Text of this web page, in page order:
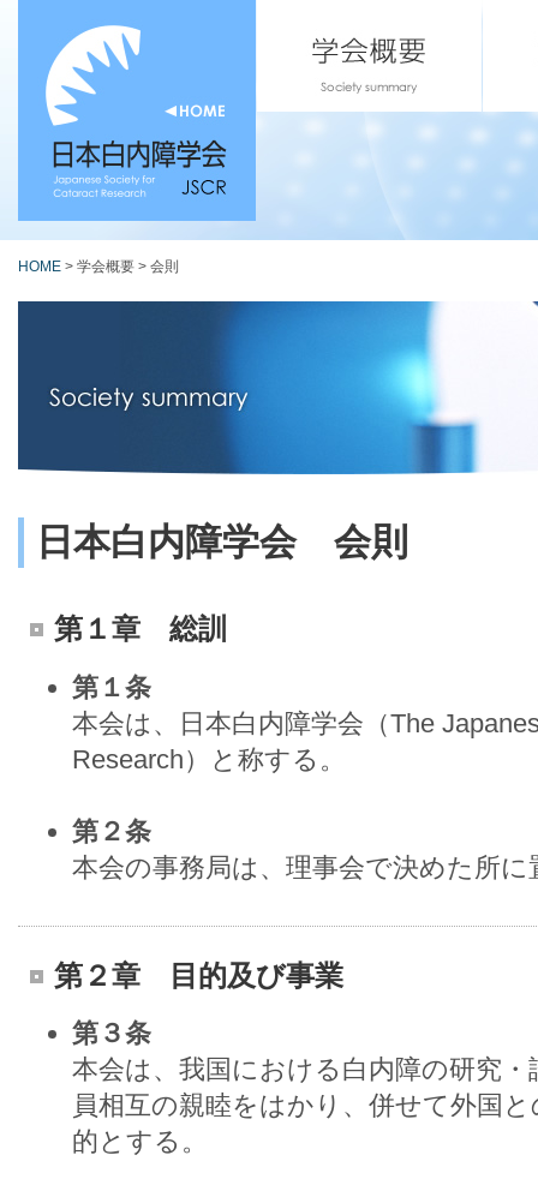
HOME > 学会概要 > 会則
日本白内障学会 会則
第１章 総訓
第１条
本会は、日本白内障学会（The
Research）と称する。
第２条
本会の事務局は、理事会で決めた所に
第２章 目的及び事業
第３条
本会は、我国における白内障の研究
員相互の親睦をはかり、併せて外国
的とする。